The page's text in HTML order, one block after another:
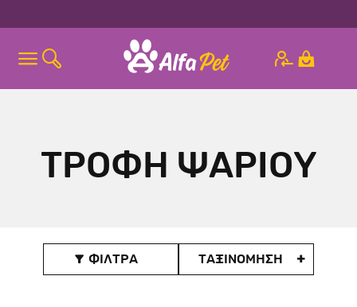
ΤΡΟΦΗ ΨΑΡΙΟΥ
 ΦΙΛΤΡΑ ΤΑΞΙΝOΜΗΣΗ